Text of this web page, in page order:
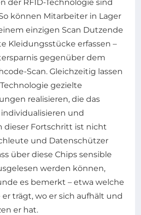
der RFID-Technologie sind
können Mitarbeiter in Lager
einzigen Scan Dutzende
Kleidungsstücke erfassen –
gegenüber dem
Scan. Gleichzeitig lassen
gezielte
realisieren, die das
und
dieser Fortschritt ist nicht
und Datenschützer
über diese Chips sensible
werden können,
es bemerkt – etwa welche
trägt, wo er sich aufhält und
er hat.